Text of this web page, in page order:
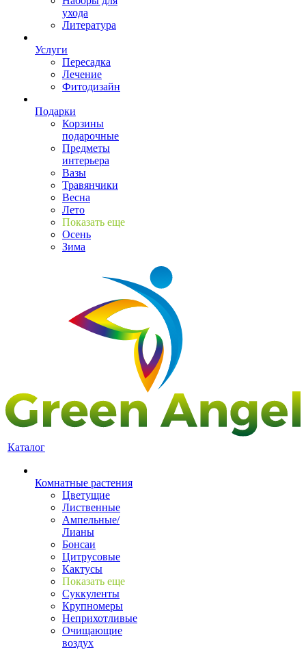
ухода
Литература
Услуги
Пересадка
Лечение
Фитодизайн
Подарки
Корзины
подарочные
Предметы
интерьера
Вазы
Травянчики
Весна
Лето
Показать еще
Осень
Зима
Каталог
Комнатные растения
Цветущие
Лиственные
Ампельные/
Лианы
Бонсаи
Цитрусовые
Кактусы
Показать еще
Суккуленты
Крупномеры
Неприхотливые
Очищающие
воздух